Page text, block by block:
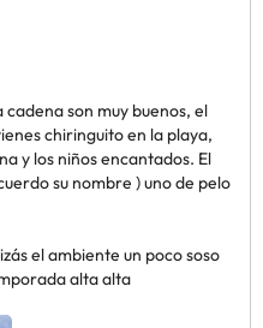
son muy buenos, el
chiringuito en la playa,
y los niños encantados. El
su nombre ) uno de pelo
el ambiente un poco soso
alta alta